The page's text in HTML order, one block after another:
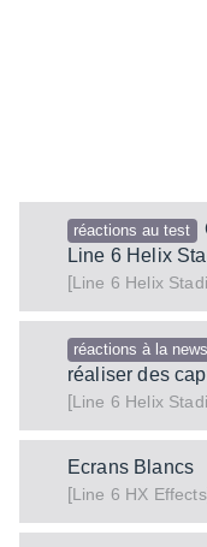
réactions au test
Line 6 Helix
[Line 6 Helix
réactions à la news
réaliser des
[Line 6 Helix
Ecrans Blancs
[Line 6 HX Effects